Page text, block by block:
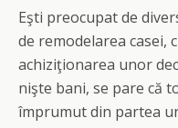
Eşti preocupat de
de remodelarea casei,
achiziţionarea unor
nişte bani, se pare că
împrumut din partea